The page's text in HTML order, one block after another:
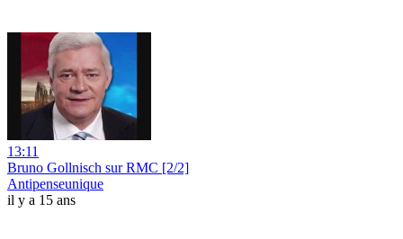
13:11
Bruno Gollnisch sur RMC [2/2]
Antipenseunique
il y a 15 ans